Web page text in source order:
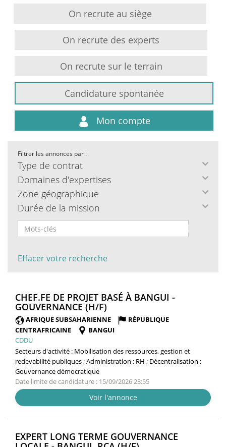
On recrute au siège
On recrute des experts
On recrute sur le terrain
Candidature spontanée
Mon compte
Filtrer les annonces par :
Type de contrat
Domaines d'expertises
Zone géographique
Durée de la mission
Effacer votre recherche
CHEF.FE DE PROJET BASÉ À BANGUI -
GOUVERNANCE (H/F)
FENÊTRE)
AFRIQUE SUBSAHARIENNE
RÉPUBLIQUE
CENTRAFRICAINE
BANGUI
CDDU
Secteurs d'activité : Mobilisation des ressources, gestion et
redevabilité publiques ; Administration ; RH ; Décentralisation ;
Gouvernance démocratique
Date limite de candidature : 15/09/2026 23:55
Voir l'annonce
EXPERT LONG TERME GOUVERNANCE